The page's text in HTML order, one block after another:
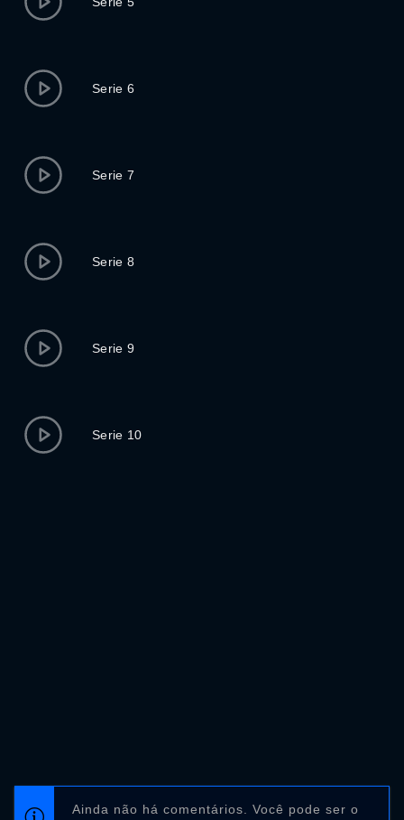
Serie 6
Serie 7
Serie 8
Serie 9
Serie 10
Ainda não há comentários. Você pode ser o